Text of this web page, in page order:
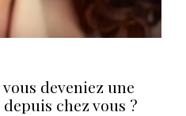
deveniez une
chez vous ?